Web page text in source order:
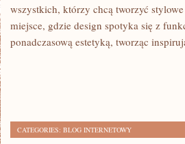
wszystkich, którzy chcą tworzyć
miejsce, gdzie design spotyka się z
ponadczasową estetyką, tworząc
CATEGORIES: BLOG INTERNETOWY